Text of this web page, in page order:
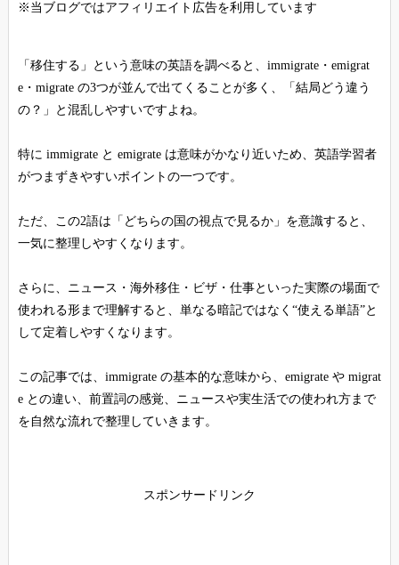
※当ブログではアフィリエイト広告を利用しています
「移住する」という意味の英語を調べると、immigrate・emigrat
e・migrate の3つが並んで出てくることが多く、「結局どう違う
の？」と混乱しやすいですよね。
特に immigrate と emigrate は意味がかなり近いため、英語学習者
がつまずきやすいポイントの一つです。
ただ、この2語は「どちらの国の視点で見るか」を意識すると、
一気に整理しやすくなります。
さらに、ニュース・海外移住・ビザ・仕事といった実際の場面で
使われる形まで理解すると、単なる暗記ではなく“使える単語”と
して定着しやすくなります。
この記事では、immigrate の基本的な意味から、emigrate や migrat
e との違い、前置詞の感覚、ニュースや実生活での使われ方まで
を自然な流れで整理していきます。
スポンサードリンク